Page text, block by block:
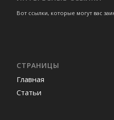
Вот ссылки, которые могут вас
СТРАНИЦЫ
Главная
Статьи